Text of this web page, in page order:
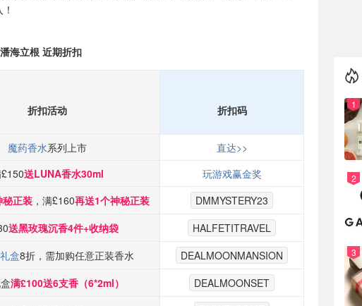
海立根 近期折扣
折扣活动 折扣码
魔药香水系列上市
直达>>
送LUNA香水30ml
玩游戏赢金奖
正装 ，满£160再送1个神秘正装
DMMYSTERY23
送黑玫瑰沉香4件+收纳袋
HALFETITRAVEL
盒8折，需加购任意正装香水
DEALMOONMANSION
满£100送6支香（6*2ml）
DEALMOONSET